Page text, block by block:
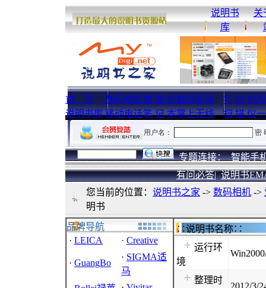
说明书
库
关
首 页
说明书库
数码相机摄 像 机数码影音
移动电话笔 记 本掌上无线
打 印 机
扫 描 仪
专题连接： 智能手
有问必答| 说明书
您当前的位置： 说明书之家 -> 数码相机 ->
明书
品牌导航
· LEICA · Creative
· GuangBo
· SIGMA适
马
∷说明书名
运行环
境
整理时
2012/3/